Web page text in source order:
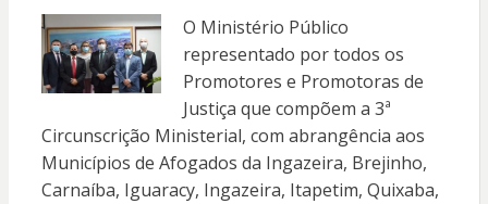
O Ministério Público
representado por todos os
Promotores e Promotoras de
Justiça que compõem a 3ª
Circunscrição Ministerial, com abrangência aos
Municípios de Afogados da Ingazeira, Brejinho,
Carnaíba, Iguaracy, Ingazeira, Itapetim, Quixaba,